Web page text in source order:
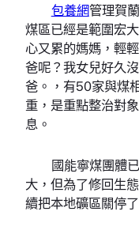
包養網管理賀
煤區已經是範圍宏
心又累的媽媽，輕
爸呢？我女兒好久
爸。，有50家與煤
重，是重點整治對
息。
國能寧煤團體
大，但為了修回生
續把本地礦區關停了